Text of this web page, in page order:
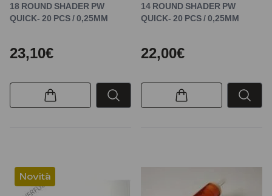
18 ROUND SHADER PW
QUICK- 20 PCS / 0,25MM
23,10€
14 ROUND SHADER PW
QUICK- 20 PCS / 0,25MM
22,00€
Novità